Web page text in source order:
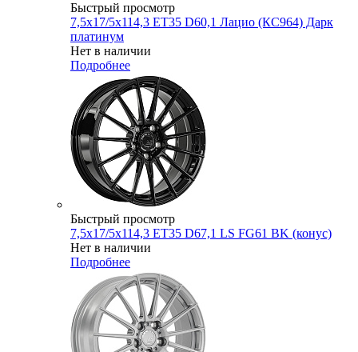
Быстрый просмотр
7,5x17/5x114,3 ET35 D60,1 Лацио (КС964) Дарк
платинум
Нет в наличии
Подробнее
Быстрый просмотр
7,5x17/5x114,3 ET35 D67,1 LS FG61 BK (конус)
Нет в наличии
Подробнее